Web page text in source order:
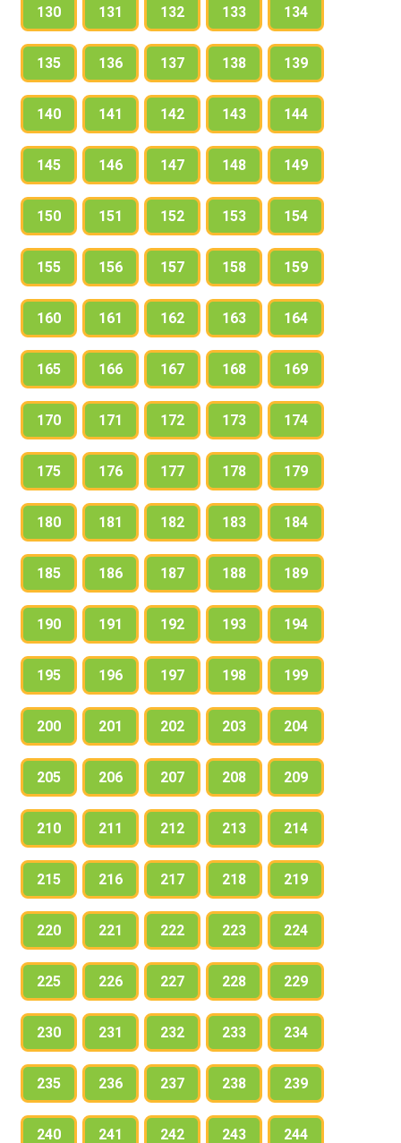
130 131 132 133 134
135 136 137 138 139
140 141 142 143 144
145 146 147 148 149
150 151 152 153 154
155 156 157 158 159
160 161 162 163 164
165 166 167 168 169
170 171 172 173 174
175 176 177 178 179
180 181 182 183 184
185 186 187 188 189
190 191 192 193 194
195 196 197 198 199
200 201 202 203 204
205 206 207 208 209
210 211 212 213 214
215 216 217 218 219
220 221 222 223 224
225 226 227 228 229
230 231 232 233 234
235 236 237 238 239
240 241 242 243 244